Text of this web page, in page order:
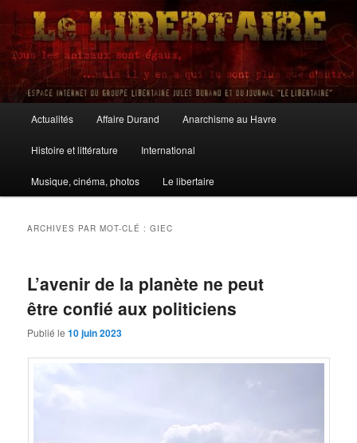
Aller
contenu
principal
Aller
contenu
secondaire
Le Libertaire
principal
Actualités Affaire Durand Anarchisme au Havre
Histoire et littérature International
Musique, cinéma, photos Le libertaire
ARCHIVES PAR MOT-CLÉ :GIEC
L’avenir de la planète ne peut
être confié aux politiciens
Publié le10 juin 2023